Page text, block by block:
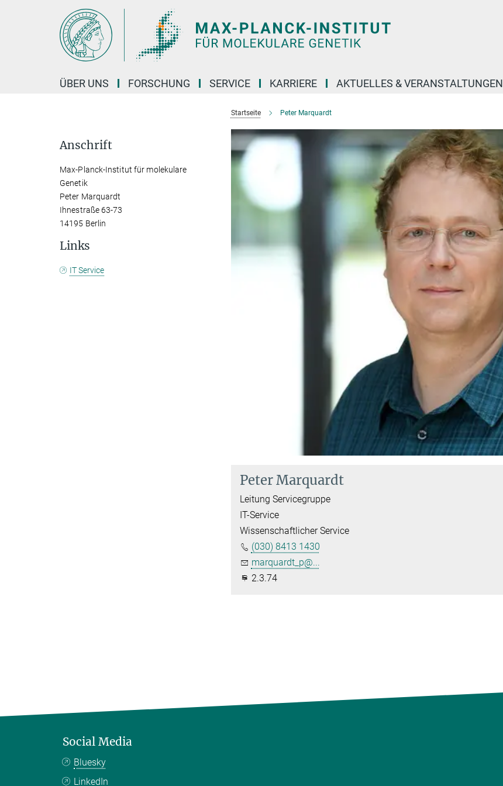
ÜBER UNS FORSCHUNG SERVICE KARRIERE AKTUELLES & VERANSTALTUNGEN
Startseite Peter Marquardt
Peter Marquardt
Leitung Servicegruppe
IT-Service
Wissenschaftlicher Service
(030) 8413 1430
marquardt_p@...
2.3.74
Anschrift
Max-Planck-Institut für molekulare
Genetik
Peter Marquardt
Ihnestraße 63-73
14195 Berlin
Links
IT Service
Social Media
Bluesky
LinkedIn